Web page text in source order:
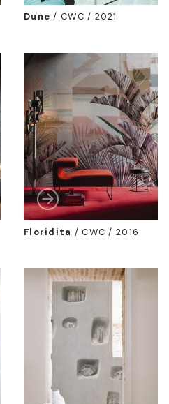
Dune / CWC / 2021
Floridita /CWC / 2016